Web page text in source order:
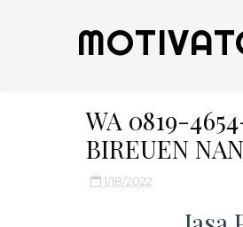
WA 0819-
BIREUEN
1/18/2022